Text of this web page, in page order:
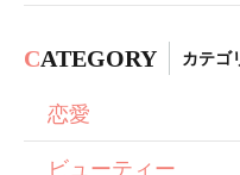
CATEGORY カテゴ
恋愛
ビューティー